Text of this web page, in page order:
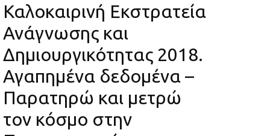
Καλοκαιρινή Εκστρατεία
Ανάγνωσης και
Δημιουργικότητας 2018.
Αγαπημένα δεδομένα –
Παρατηρώ και μετρώ
τον κόσμο στην